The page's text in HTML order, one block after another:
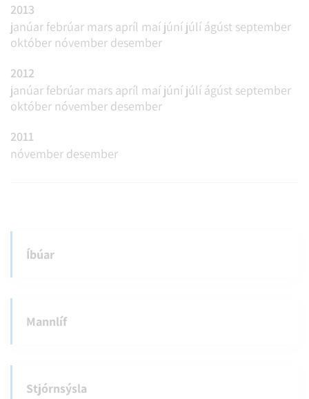
2013
janúar febrúar mars apríl maí júní júlí ágúst september
október nóvember desember
2012
janúar febrúar mars apríl maí júní júlí ágúst september
október nóvember desember
2011
nóvember desember
Íbúar
Mannlíf
Stjórnsýsla